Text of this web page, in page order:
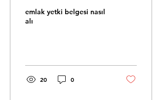
Certificate? Stepwise
Guide
emlak yetki belgesi nasıl
alı
20 0